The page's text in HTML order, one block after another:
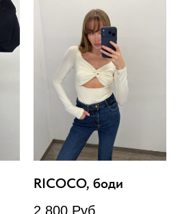
RICOCO, боди
2 800 Руб.